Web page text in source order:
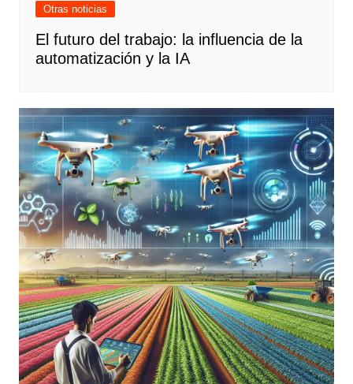
Otras noticias
El futuro del trabajo: la influencia de la
automatización y la IA